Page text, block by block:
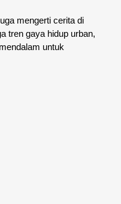
mengerti cerita di
tren gaya hidup urban,
untuk